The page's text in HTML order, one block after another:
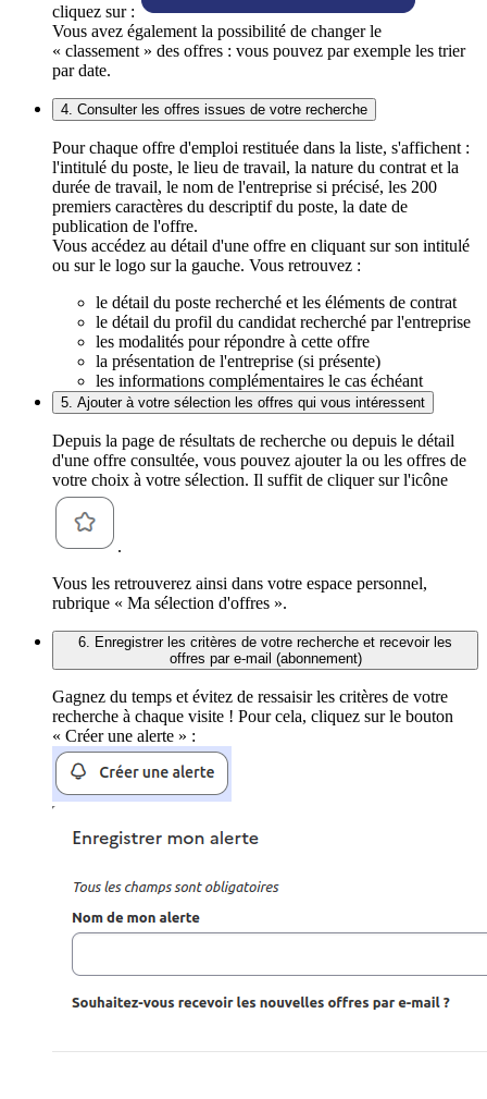
cliquez sur :
Vous avez également la possibilité de changer le
« classement » des offres : vous pouvez par exemple les trier
par date.
4. Consulter les offres issues de votre recherche
Pour chaque offre d'emploi restituée dans la liste, s'affichent :
l'intitulé du poste, le lieu de travail, la nature du contrat et la
durée de travail, le nom de l'entreprise si précisé, les 200
premiers caractères du descriptif du poste, la date de
publication de l'offre.
Vous accédez au détail d'une offre en cliquant sur son intitulé
ou sur le logo sur la gauche. Vous retrouvez :
le détail du poste recherché et les éléments de contrat
le détail du profil du candidat recherché par l'entreprise
les modalités pour répondre à cette offre
la présentation de l'entreprise (si présente)
les informations complémentaires le cas échéant
5. Ajouter à votre sélection les offres qui vous intéressent
Depuis la page de résultats de recherche ou depuis le détail
d'une offre consultée, vous pouvez ajouter la ou les offres de
votre choix à votre sélection. Il suffit de cliquer sur l'icône
.
Vous les retrouverez ainsi dans votre espace personnel,
rubrique « Ma sélection d'offres ».
6. Enregistrer les critères de votre recherche et recevoir les
offres par e-mail (abonnement)
Gagnez du temps et évitez de ressaisir les critères de votre
recherche à chaque visite ! Pour cela, cliquez sur le bouton
« Créer une alerte » :